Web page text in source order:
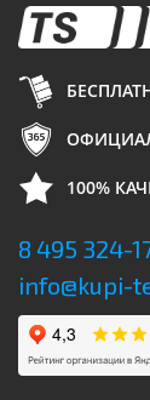
100%
8 495 324-
info@kupi-